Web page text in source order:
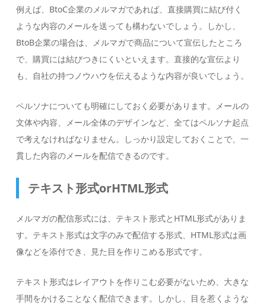
例えば、BtoC企業のメルマガであれば、直接購買に結び付く
ような内容のメールを送っても構わないでしょう。しかし、
BtoB企業の場合は、メルマガで商品について宣伝したところ
で、購買には結びつきにくいといえます。直接的な宣伝より
も、自社の持つノウハウを伝えるような内容が良いでしょう。
ペルソナについても明確にしておく必要があります。メールの
文体や内容、メール全体のデザインなど、全てはペルソナ起点
で考えなければなりません。しっかり設定しておくことで、一
貫した内容のメールを配信できるのです。
テキスト形式orHTML形式
メルマガの配信形式には、テキスト形式とHTML形式がありま
す。テキスト形式は文字のみで配信する形式、HTML形式は画
像などを添付でき、見た目を作りこめる形式です。
テキスト形式はレイアウトを作りこむ必要がないため、大きな
手間をかけることなく配信できます。しかし、目を惹くような